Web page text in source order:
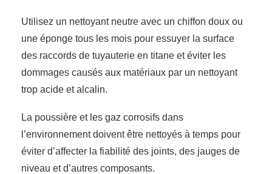
Utilisez un nettoyant neutre avec un chiffon doux ou
une éponge tous les mois pour essuyer la surface
des raccords de tuyauterie en titane et éviter les
dommages causés aux matériaux par un nettoyant
trop acide et alcalin.
La poussière et les gaz corrosifs dans
l’environnement doivent être nettoyés à temps pour
éviter d’affecter la fiabilité des joints, des jauges de
niveau et d’autres composants.